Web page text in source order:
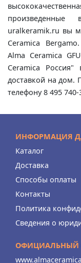
произведенные
uralkeramik.ru вы
Ceramica
Alma Ceramica
Ceramica
доставкой на дом.
телефону 8 495 740-
ИНФОРМАЦИЯ
Каталог
Доставка
Способы оплаты
Контакты
Политика
Сведения о
ОФИЦИАЛЬНЫЙ